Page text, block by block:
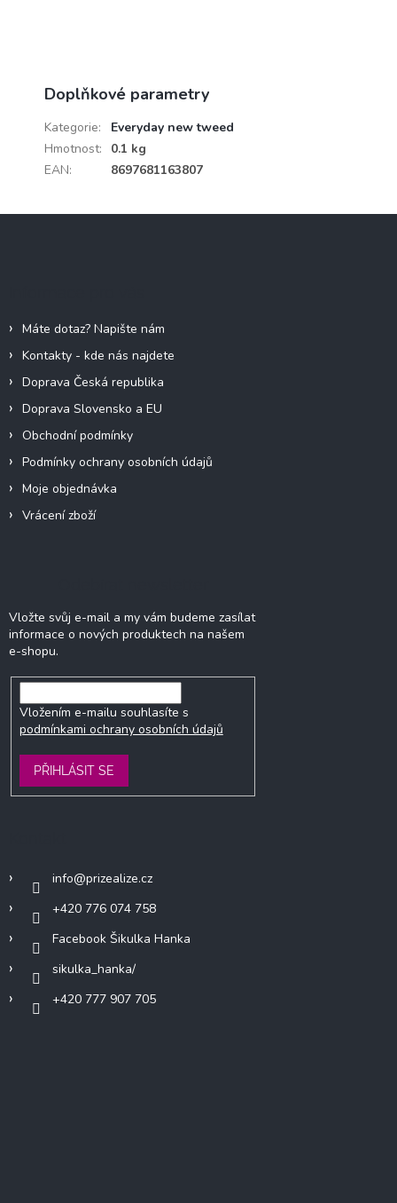
Doplňkové parametry
Kategorie:
Everyday new tweed
Hmotnost:
0.1 kg
EAN: 8697681163807
Máte dotaz? Napište nám
Kontakty - kde nás najdete
Doprava Česká republika
Doprava Slovensko a EU
Obchodní podmínky
Podmínky ochrany osobních údajů
Moje objednávka
Vrácení zboží
Vložte svůj e-mail a my vám budeme zasílat
informace o nových produktech na našem
e-shopu.
Vložením e-mailu souhlasíte s
podmínkami ochrany osobních údajů
PŘIHLÁSIT SE
info@prizealize.cz
+420 776 074 758
Facebook Šikulka Hanka
sikulka_hanka/
+420 777 907 705